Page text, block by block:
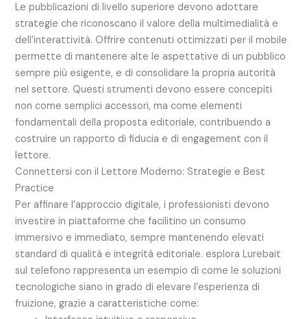
Le pubblicazioni di livello superiore devono adottare
strategie che riconoscano il valore della multimedialità e
dell’interattività. Offrire contenuti ottimizzati per il mobile
permette di mantenere alte le aspettative di un pubblico
sempre più esigente, e di consolidare la propria autorità
nel settore. Questi strumenti devono essere concepiti
non come semplici accessori, ma come elementi
fondamentali della proposta editoriale, contribuendo a
costruire un rapporto di fiducia e di engagement con il
lettore.
Connettersi con il Lettore Moderno: Strategie e Best
Practice
Per affinare l’approccio digitale, i professionisti devono
investire in piattaforme che facilitino un consumo
immersivo e immediato, sempre mantenendo elevati
standard di qualità e integrità editoriale. esplora Lurebait
sul telefono rappresenta un esempio di come le soluzioni
tecnologiche siano in grado di elevare l’esperienza di
fruizione, grazie a caratteristiche come: